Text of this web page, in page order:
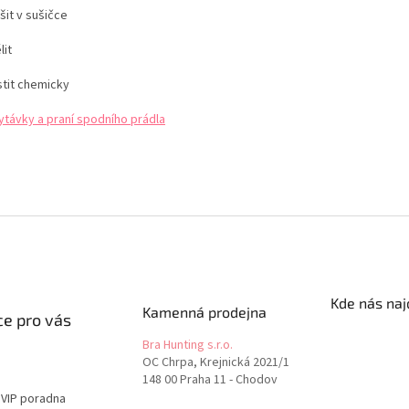
v sušičce
chemicky
a praní spodního prádla
pro vás
poradna
Kamenná prodejna
Bra Hunting s.r.o.
OC Chrpa, Krejnická 2021/1
148 00 Praha 11 - Chodov
Kde nás